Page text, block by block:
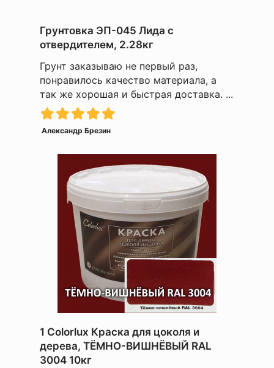
Грунтовка ЭП-045 Лида с
отвердителем, 2.28кг
Грунт заказываю не первый раз,
понравилось качество материала, а
так же хорошая и быстрая доставка. ...
Александр Брезин
1 Colorlux Краска для цоколя и
дерева, ТЁМНО-ВИШНЁВЫЙ RAL
3004 10кг